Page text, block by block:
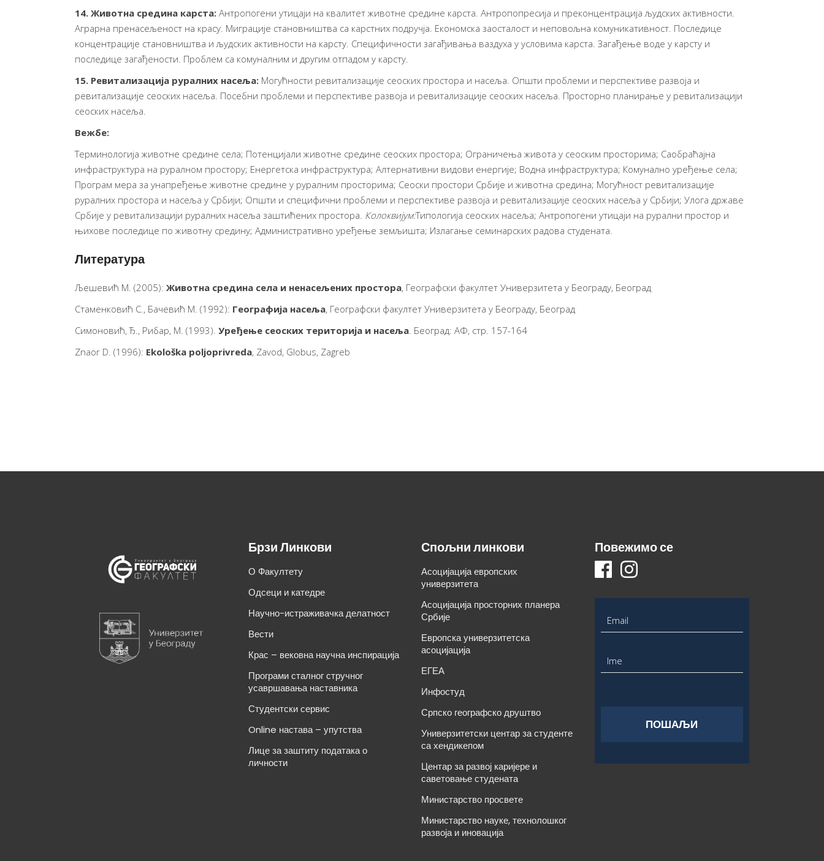
14. Животна средина карста: Aнтропогени утицаји на квалитет животне средине карста. Антропопресија и преконцентрација људских активности.
Аграрна пренасељеност на красу. Миграције становништва са карстних подручја. Економска заосталост и неповољна комуникативност. Последице
концентрације становништва и људских активности на карсту. Специфичности загађивања ваздуха у условима карста. Загађење воде у карсту и
последице загађености. Проблем са комуналним и другим отпадом у карсту.
15. Ревитализација руралних насеља: Могућности ревитализације сеоских простора и насеља. Општи проблеми и перспективе развоја и
ревитализације сеоских насеља. Посебни проблеми и перспективе развоја и ревитализације сеоских насеља. Просторно планирање у ревитализацији
сеоских насеља.
Вежбе:
Терминологија животне средине села; Потенцијали животне средине сеоских простора; Ограничења живота у сеоским просторима; Саобраћајна
инфраструктура на руралном простору; Енергетска инфраструктура; Алтернативни видови енергије; Водна инфраструктура; Комунално уређење села;
Програм мера за унапређење животне средине у руралним просторима; Сеоски простори Србије и животна средина; Могућност ревитализације
руралних простора и насеља у Србији; Општи и специфични проблеми и перспективе развоја и ревитализације сеоских насеља у Србији; Улога државе
Србије у ревитализацији руралних насеља заштићених простора. Колоквијум:Типологија сеоских насеља; Антропогени утицаји на рурални простор и
њихове последице по животну средину; Административно уређење земљишта; Излагање семинарских радова студената.
Литература
Љешевић М. (2005): Животна средина села и ненасељених простора, Географски факултет Универзитета у Београду, Београд
Стаменковић С., Бачевић М. (1992): Географија насеља, Географски факултет Универзитета у Београду, Београд
Симоновић, Ђ., Рибар, М. (1993). Уређење сеоских територија и насеља. Београд: АФ, стр. 157-164
Znaor D. (1996): Ekološka poljoprivreda, Zavod, Globus, Zagreb
Брзи Линкови
О Факултету
Одсеци и катедре
Научно-истраживачка делатност
Вести
Крас – вековна научна инспирација
Програми сталног стручног
усавршавања наставника
Студентски сервис
Online настава – упутства
Лице за заштиту података о
личности
Спољни линкови
Асоцијација европских
универзитета
Асоцијација просторних планера
Србије
Европска универзитетска
асоцијација
ЕГЕА
Инфостуд
Српско географско друштво
Универзитетски центар за студенте
са хендикепом
Центар за развој каријере и
саветовање студената
Министарство просвете
Министарство науке, технолошког
развоја и иновација
Повежимо се